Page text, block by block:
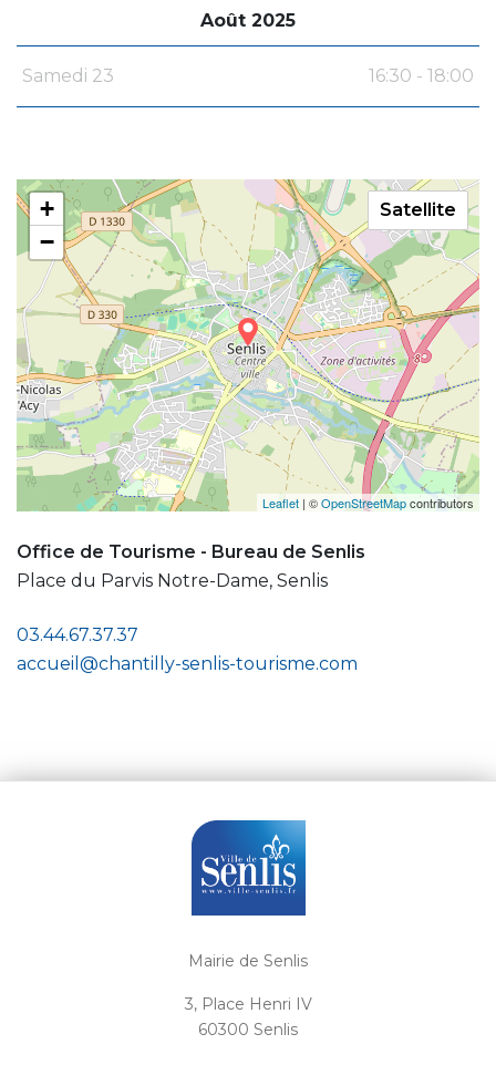
Août 2025
Samedi 23 16:30 - 18:00
+
−
Leaflet | ©OpenStreetMapcontributors
Satellite
Office de Tourisme - Bureau de Senlis
Place du Parvis Notre-Dame, Senlis
03.44.67.37.37
accueil@chantilly-senlis-tourisme.com
Mairie de Senlis
3, Place Henri IV
60300 Senlis